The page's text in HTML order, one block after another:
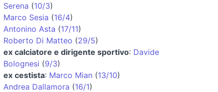
Serena (10/3)
Marco Sesia (16/4)
Antonino Asta (17/11)
Roberto Di Matteo (29/5)
ex calciatore e dirigente sportivo: Davide
Bolognesi (9/3)
ex cestista: Marco Mian (13/10)
Andrea Dallamora (16/1)